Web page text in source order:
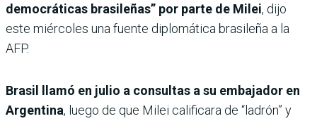
democráticas brasileñas” por parte de Milei, dijo
este miércoles una fuente diplomática brasileña a la
AFP.
Brasil llamó en julio a consultas a su embajador en
Argentina, luego de que Milei calificara de “ladrón” y